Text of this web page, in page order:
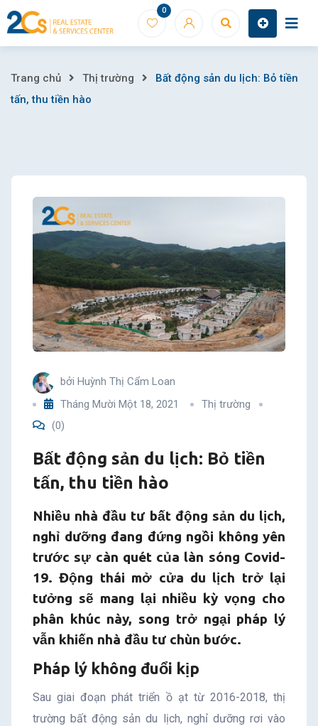
Skip
to
0
Bất
du
lịch:
Bỏ
tiền
tấn,
thu
tiền
hào
Trang chủ Thị trường
Bất động sản du lịch: Bỏ tiền
tấn, thu tiền hào
bởi Huỳnh Thị Cẩm Loan
Tháng Mười Một 18, 2021
Thị trường
(0)
Bất động sản du lịch: Bỏ tiền
tấn, thu tiền hào
Nhiều nhà đầu tư bất động sản du lịch,
nghỉ dưỡng đang đứng ngồi không yên
trước sự càn quét của làn sóng Covid-
19. Động thái mở cửa du lịch trở lại
tưởng sẽ mang lại nhiều kỳ vọng cho
phân khúc này, song trở ngại pháp lý
vẫn khiến nhà đầu tư chùn bước.
Pháp lý không đuổi kịp
Sau giai đoạn phát triển ồ ạt từ 2016-2018, thị
trường bất động sản du lịch, nghỉ dưỡng rơi vào